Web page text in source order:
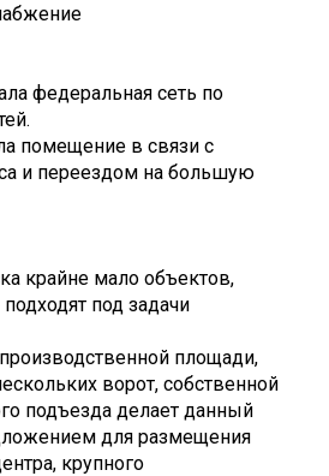
федеральная сеть по
помещение в связи с
и переездом на большую
крайне мало объектов,
под задачи
площади,
ворот, собственной
подъезда делает данный
для размещения
крупного